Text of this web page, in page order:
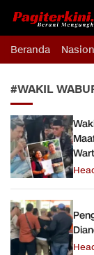
Pagiterkini.com
Berani
Beranda
#WAKIL